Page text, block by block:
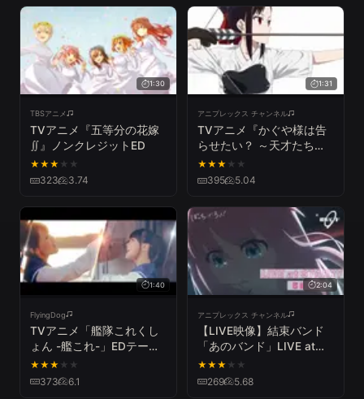
1:30
TBSアニメ
TVアニメ『五等分の花嫁
∬』ノンクレジットED
★★★ ★ ★
323 3.74
1:31
アニプレックス チャンネル
TVアニメ『かぐや様は告
らせたい？ ～天才たちの
恋愛頭脳戦～』オープニン
グ映像 ♪鈴木雅之
feat. 鈴木愛理」
★★★ ★ ★
395 5.04
1:40
FlyingDog
TVアニメ「艦隊これくし
ょん -艦これ-」EDテーマ
『吹雪』／西沢幸奏（にし
ざわしえな） MUSIC
★★★ ★ ★
373 6.1
2:04
アニプレックス チャンネル
【LIVE映像】結束バンド
「あのバンド」LIVE at
STARRY / 「ぼっち・ざ・
ろっく！」劇中曲
★★★ ★ ★
269 5.68